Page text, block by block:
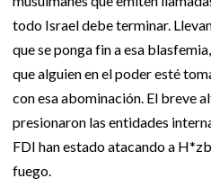
todo Israel debe terminar.
que se ponga fin a esa
que alguien en el poder esté
con esa abominación. El breve
presionaron las entidades
FDI han estado atacando a
fuego.